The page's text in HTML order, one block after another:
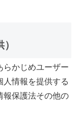
らかじめユーザー
人情報を提供する
報保護法その他の